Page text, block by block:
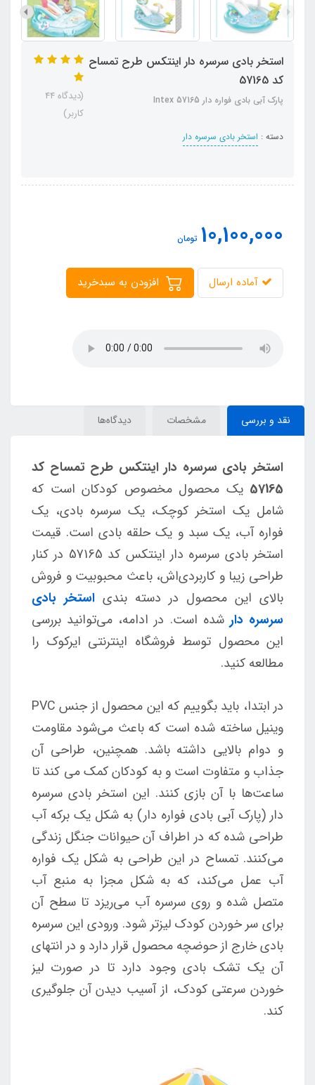
استخر بادی سرسره دار اینتکس طرح تمساح
کد 57165
پارک آبی بادی فواره دار Intex 57165
دسته : استخر بادی سرسره دار
(دیدگاه 44
کاربر)
10,100,000 تومان
آماده ارسال
نقد و بررسی مشخصات دیدگاه‌ها
استخر بادی سرسره دار اینتکس طرح تمساح کد
57165 یک محصول مخصوص کودکان است که
شامل یک استخر کوچک، یک سرسره بادی، یک
فواره آب، یک سبد و یک حلقه بادی است. قیمت
استخر بادی سرسره دار اینتکس کد 57165 در کنار
طراحی زیبا و کاربردی‌اش، باعث محبوبیت و فروش
بالای این محصول در دسته بندی استخر بادی
سرسره دار شده است. در ادامه، می‌توانید بررسی
این محصول توسط فروشگاه اینترنتی ایرکوک را
مطالعه کنید.
در ابتدا، باید بگوییم که این محصول از جنس PVC
وینیل ساخته شده است که باعث می‌شود مقاومت
و دوام بالایی داشته باشد. همچنین، طراحی آن
جذاب و متفاوت است و به کودکان کمک می کند تا
ساعت‌ها با آن بازی کنند. این استخر بادی سرسره
دار (پارک آبی بادی فواره دار) به شکل یک برکه آب
طراحی شده که در اطراف آن حیوانات جنگل زندگی
می‌کنند. تمساح در این طراحی به شکل یک فواره
آب عمل می‌کند، که به شکل مجزا به منبع آب
متصل شده و روی سرسره آب می‌ریزد تا سطح آن
برای سر خوردن کودک لیزتر شود. ورودی این سرسره
بادی خارج از حوضچه محصول قرار دارد و در انتهای
آن یک تشک بادی وجود دارد تا در صورت لیز
خوردن سرعتی کودک، از آسیب دیدن آن جلوگیری
کند.